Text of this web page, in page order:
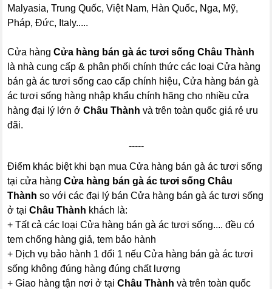
Malyasia, Trung Quốc, Việt Nam, Hàn Quốc, Nga, Mỹ,
Pháp, Đức, Italy.....
Cửa hàngCửa hàng bán gà ác tươi sống Châu Thành
là nhà cung cấp & phân phối chính thức các loại Cửa hàng
bán gà ác tươi sống cao cấp chính hiệu, Cửa hàng bán gà
ác tươi sống hàng nhập khẩu chính hãng cho nhiều cửa
hàng đại lý lớn ởChâu Thành và trên toàn quốc giá rẻ ưu
đãi.
-----
Điểm khác biệt khi bạn mua Cửa hàng bán gà ác tươi sống
tại cửa hàngCửa hàng bán gà ác tươi sống Châu
Thành so với các đại lý bán Cửa hàng bán gà ác tươi sống
ở tạiChâu Thành khách là:
+ Tất cả các loại Cửa hàng bán gà ác tươi sống.... đều có
tem chống hàng giả, tem bảo hành
+ Dịch vụ bảo hành 1 đổi 1 nếu Cửa hàng bán gà ác tươi
sống không đúng hàng đúng chất lượng
+ Giao hàng tận nơi ở tạiChâu Thành và trên toàn quốc